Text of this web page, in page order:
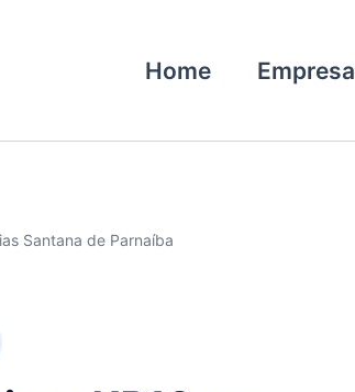
Home Empresa
Santana de Parnaíba